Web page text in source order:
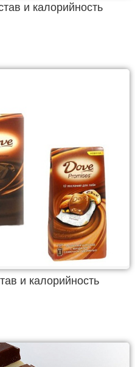
и калорийность
и калорийность